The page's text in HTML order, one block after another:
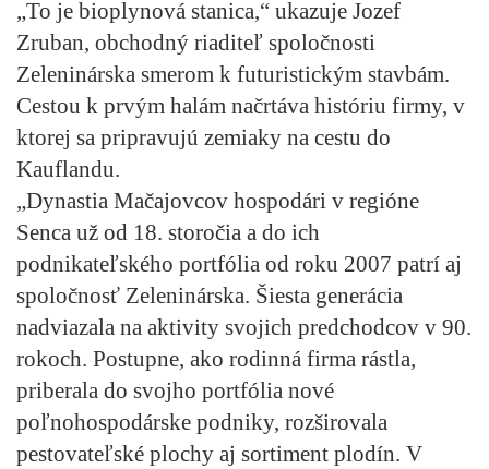
„To je bioplynová stanica,“ ukazuje Jozef
Zruban, obchodný riaditeľ spoločnosti
Zeleninárska smerom k futuristickým stavbám.
Cestou k prvým halám načrtáva históriu firmy, v
ktorej sa pripravujú zemiaky na cestu do
Kauflandu.
„Dynastia Mačajovcov hospodári v regióne
Senca už od 18. storočia a do ich
podnikateľského portfólia od roku 2007 patrí aj
spoločnosť Zeleninárska. Šiesta generácia
nadviazala na aktivity svojich predchodcov v 90.
rokoch. Postupne, ako rodinná firma rástla,
priberala do svojho portfólia nové
poľnohospodárske podniky, rozširovala
pestovateľské plochy aj sortiment plodín. V